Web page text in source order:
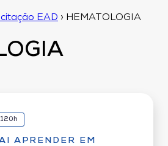
EAD › HEMATOLOGIA
120h
APRENDER EM